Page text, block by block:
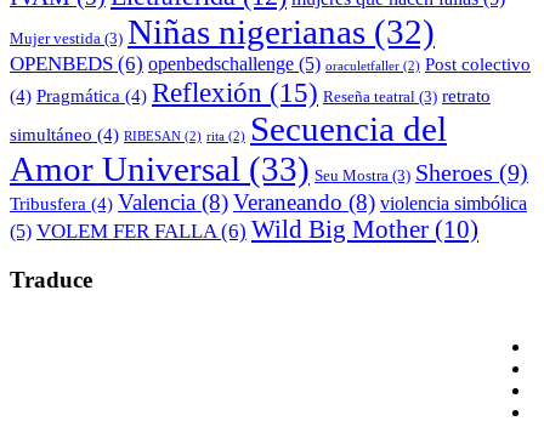
Mujer vestida (3) Niñas nigerianas (32)
OPENBEDS (6) openbedschallenge (5) oraculetfaller (2) Post colectivo
(4) Pragmática (4) Reflexión (15) Reseña teatral (3) retrato
simultáneo (4) RIBESAN (2) rita (2) Secuencia del
Amor Universal (33) Seu Mostra (3) Sheroes (9)
Tribusfera (4) Valencia (8)Veraneando (8) violencia simbólica
(5) VOLEM FER FALLA(6) Wild Big Mother (10)
Traduce